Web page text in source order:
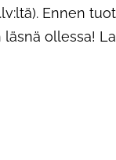
Ennen
ollessa!